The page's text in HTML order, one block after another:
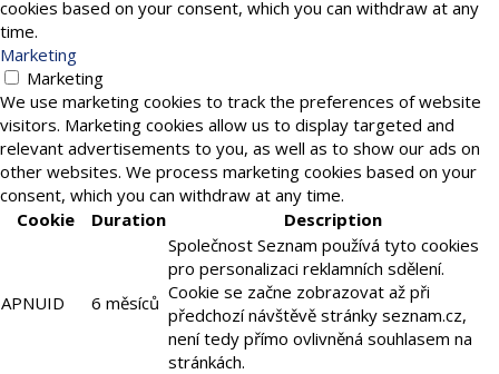
cookies based on your consent, which you can withdraw at any
time.
Marketing
Marketing
We use marketing cookies to track the preferences of website
visitors. Marketing cookies allow us to display targeted and
relevant advertisements to you, as well as to show our ads on
other websites. We process marketing cookies based on your
consent, which you can withdraw at any time.
Cookie
Duration Description
APNUID 6 měsíců
Společnost Seznam používá tyto cookies
pro personalizaci reklamních sdělení.
Cookie se začne zobrazovat až při
předchozí návštěvě stránky seznam.cz,
není tedy přímo ovlivněná souhlasem na
stránkách.